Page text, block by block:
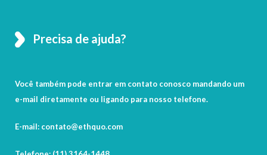
Precisa de ajuda?
Você também pode entrar em contato conosco mandando um
e-mail diretamente ou ligando para nosso telefone.
E-mail: contato@ethquo.com